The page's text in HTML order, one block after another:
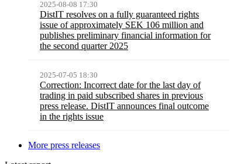
2025-08-08 17:30
DistIT resolves on a fully guaranteed rights
issue of approximately SEK 106 million and
publishes preliminary financial information for
the second quarter 2025
2025-07-05 18:30
Correction: Incorrect date for the last day of
trading in paid subscribed shares in previous
press release. DistIT announces final outcome
in the rights issue
More press releases